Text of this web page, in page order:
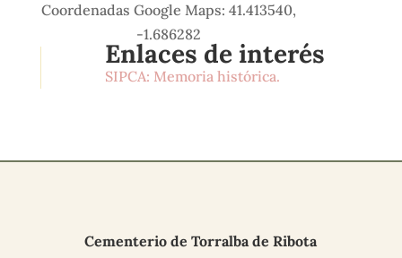
Coordenadas Google Maps: 41.413540,
-1.686282
Enlaces de interés
SIPCA: Memoria histórica.
Cementerio de Torralba de Ribota